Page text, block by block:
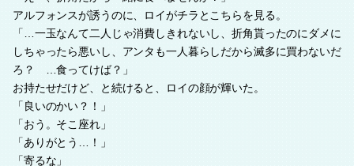
アルフォンスが誘うのに、ロイがチラとこちらを見る。
「…一玉なんて二人じゃ消費しきれないし、折角貰ったのにダメに
しちゃったら悪いし、アンタも一人暮らしだから滅多に買わないだ
ろ？ …食ってけば？」
お持たせだけど、と続けると、ロイの顔が輝いた。
「良いのかい？！」
「おう。そこ座れ」
「ありがとう…！」
「寄るな」